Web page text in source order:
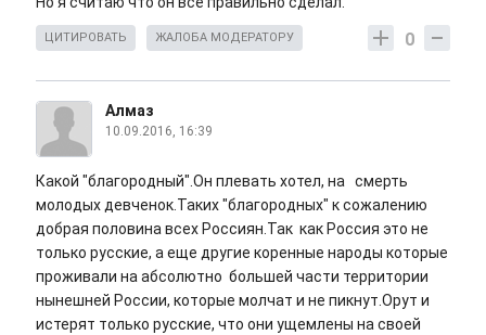
0
ЦИТИРОВАТЬ ЖАЛОБА МОДЕРАТОРУ
Алмаз
10.09.2016, 16:39
Какой "благородный".Он плевать хотел, на смерть
молодых девченок.Таких "благородных" к сожалению
добрая половина всех Россиян.Так как Россия это не
только русские, а еще другие коренные народы которые
проживали на абсолютно большей части территории
нынешней России, которые молчат и не пикнут.Орут и
истерят только русские, что они ущемлены на своей